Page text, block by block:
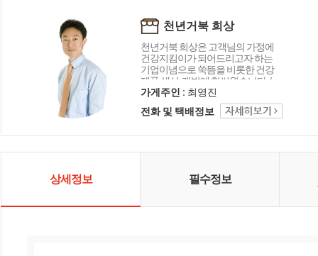
천년거북 희상
천년거북 희상은 고객님의 가정에
건강지킴이가 되어드리고자 하는
기업이념으로 쑥뜸을 비롯한 건강
제품 생산, 개발에 힘써왔습니다. 늘
처음처럼 정직하고 진지하게 고객
님의 말씀에 귀 기울이고 끊임없이
혁신하고 노력하는 기업이 되겠습
가게주인 : 최영진
전화 및 택배정보
상세정보 필수정보